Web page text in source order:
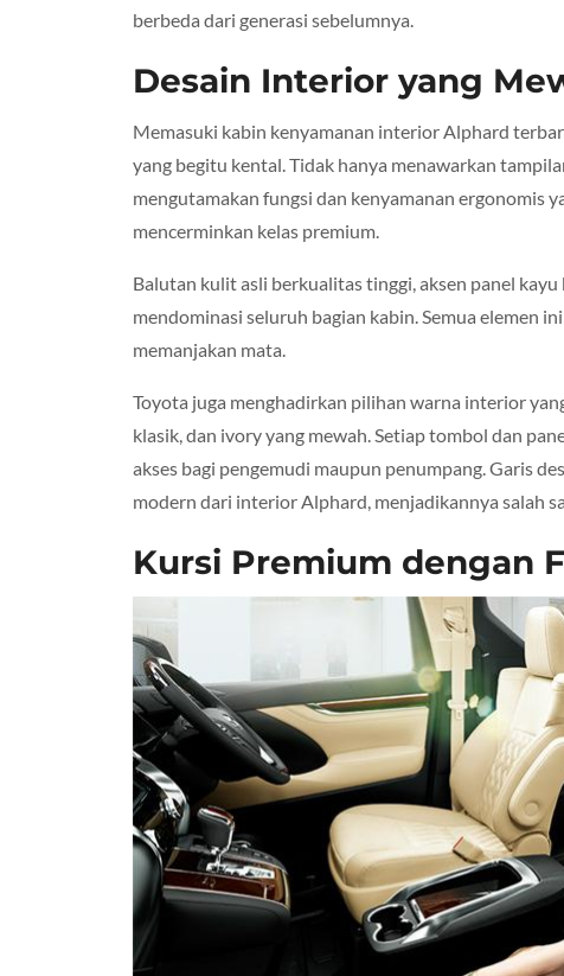
berbeda dari generasi sebelumnya.
Desain Interior yang
Memasuki kabin kenyamanan interior Alphard
yang begitu kental. Tidak hanya menawarkan
mengutamakan fungsi dan kenyamanan ergonomis
mencerminkan kelas premium.
Balutan kulit asli berkualitas tinggi, aksen panel
mendominasi seluruh bagian kabin. Semua elemen
memanjakan mata.
Toyota juga menghadirkan pilihan warna interior
klasik, dan ivory yang mewah. Setiap tombol dan
akses bagi pengemudi maupun penumpang. Garis
modern dari interior Alphard, menjadikannya salah
Kursi Premium dengan